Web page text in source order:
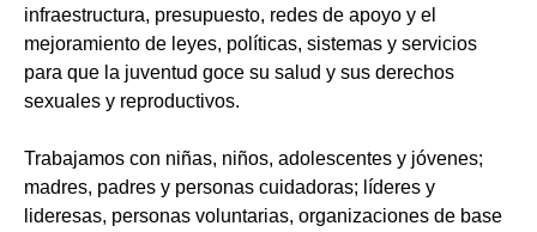
infraestructura, presupuesto, redes de apoyo y el
mejoramiento de leyes, políticas, sistemas y servicios
para que la juventud goce su salud y sus derechos
sexuales y reproductivos.
Trabajamos con niñas, niños, adolescentes y jóvenes;
madres, padres y personas cuidadoras; líderes y
lideresas, personas voluntarias, organizaciones de base